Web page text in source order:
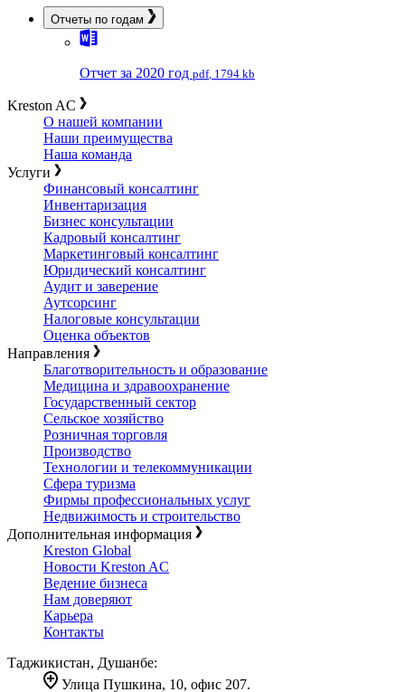
Отчеты по годам
Отчет за 2020 год pdf, 1794 kb
Kreston AC
О нашей компании
Наши преимущества
Наша команда
Услуги
Финансовый консалтинг
Инвентаризация
Бизнес консультации
Кадровый консалтинг
Маркетинговый консалтинг
Юридический консалтинг
Аудит и заверение
Аутсорсинг
Налоговые консультации
Оценка объектов
Направления
Благотворительность и образование
Медицина и здравоохранение
Государственный сектор
Сельское хозяйство
Розничная торговля
Производство
Технологии и телекоммуникации
Сфера туризма
Фирмы профессиональных услуг
Недвижимость и строительство
Дополнительная информация
Kreston Global
Новости Kreston AC
Ведение бизнеса
Нам доверяют
Карьера
Контакты
Таджикистан, Душанбе:
Улица Пушкина, 10, офис 207.